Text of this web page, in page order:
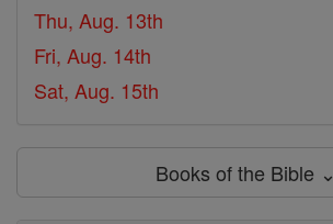
Thu, Aug. 13th
Fri, Aug. 14th
Sat, Aug. 15th
Books of the Bible ⌄